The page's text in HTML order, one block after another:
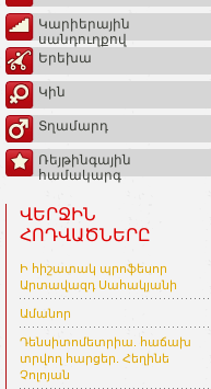
Կարիերային
սանդուղքով
Երեխա
Կին
Տղամարդ
Ռեյթինգային
համակարգ
ՎԵՐՋԻՆ
ՀՈԴՎԱԾՆԵՐԸ
Ի հիշատակ պրոֆեսոր
Արտավազդ Սահակյանի
Ամանոր
Դենսիտոմետրիա. հաճախ
տրվող հարցեր. Հեղինե
Չոլոյան